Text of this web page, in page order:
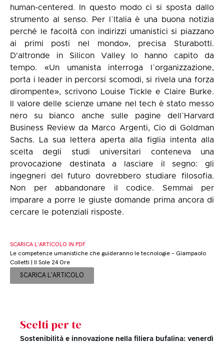
human-centered. In questo modo ci si sposta dallo
strumento al senso. Per l`Italia è una buona notizia
perché le facoltà con indirizzi umanistici si piazzano
ai primi posti nel mondo», precisa Sturabotti.
D'altronde in Silicon Valley lo hanno capito da
tempo. «Un umanista interroga l`organizzazione,
porta i leader in percorsi scomodi, si rivela una forza
dirompente», scrivono Louise Tickle e Claire Burke.
Il valore delle scienze umane nel tech è stato messo
nero su bianco anche sulle pagine dell`Harvard
Business Review da Marco Argenti, Cio di Goldman
Sachs. La sua lettera aperta alla figlia intenta alla
scelta degli studi universitari conteneva una
provocazione destinata a lasciare il segno: gli
ingegneri del futuro dovrebbero studiare filosofia.
Non per abbandonare il codice. Semmai per
imparare a porre le giuste domande prima ancora di
cercare le potenziali risposte.
SCARICA L’ARTICOLO IN PDF
Le competenze umanistiche che guideranno le tecnologie - Giampaolo
Colletti | Il Sole 24 Ore
SCARICA L'ARTICOLO
Scelti per te
Sostenibilità e innovazione nella filiera bufalina: venerdì